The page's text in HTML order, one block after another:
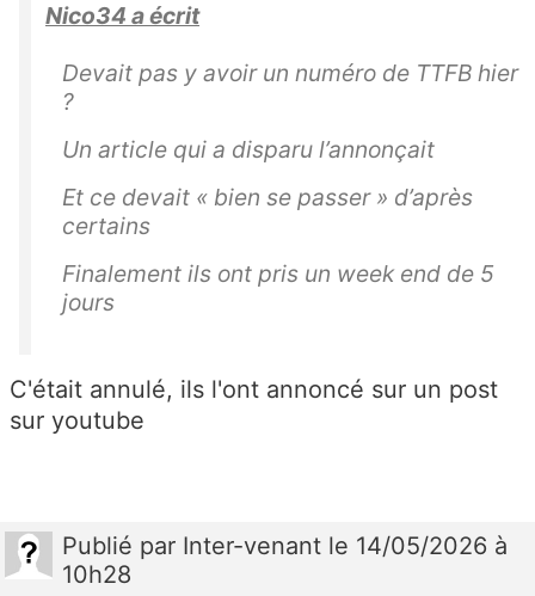
Nico34 a écrit
Devait pas y avoir un numéro de TTFB hier
?
Un article qui a disparu l’annonçait
Et ce devait « bien se passer » d’après
certains
Finalement ils ont pris un week end de 5
jours
C'était annulé, ils l'ont annoncé sur un post
sur youtube
Publié par Inter-venant le 14/05/2026 à
10h28